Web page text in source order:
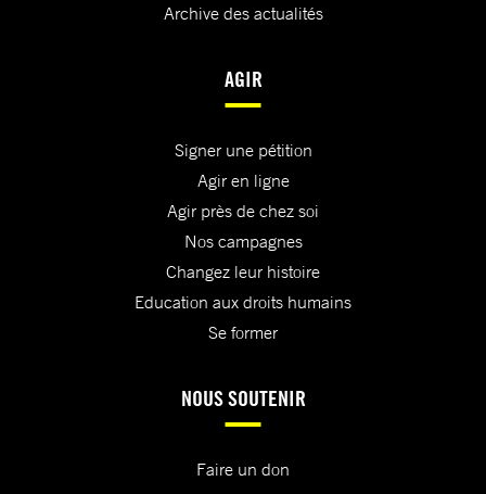
Archive des actualités
AGIR
Signer une pétition
Agir en ligne
Agir près de chez soi
Nos campagnes
Changez leur histoire
Education aux droits humains
Se former
NOUS SOUTENIR
Faire un don